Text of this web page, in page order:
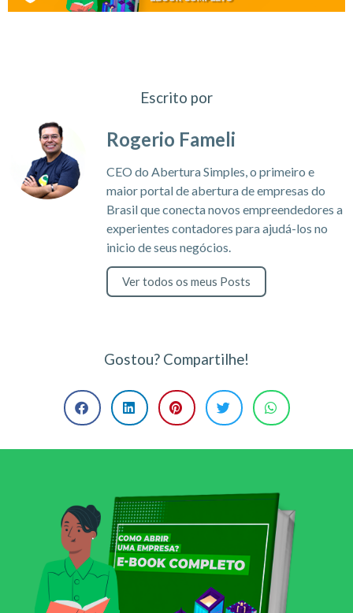
Escrito por
Rogerio Fameli
CEO do Abertura Simples, o primeiro e
maior portal de abertura de empresas do
Brasil que conecta novos empreendedores a
experientes contadores para ajudá-los no
inicio de seus negócios.
Ver todos os meus Posts
Gostou? Compartilhe!